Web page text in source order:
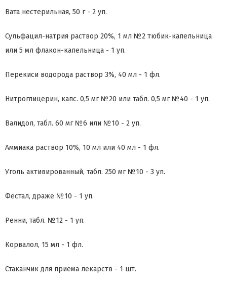
Вата нестерильная, 50 г - 2 уп.
Сульфацил-натрия раствор 20%, 1 мл №2 тюбик-капельница
или 5 мл флакон-капельница - 1 уп.
Перекиси водорода раствор 3%, 40 мл - 1 фл.
Нитроглицерин, капс. 0,5 мг №20 или табл. 0,5 мг №40 - 1 уп.
Валидол, табл. 60 мг №6 или №10 - 2 уп.
Аммиака раствор 10%, 10 мл или 40 мл - 1 фл.
Уголь активированный, табл. 250 мг №10 - 3 уп.
Фестал, драже №10 - 1 уп.
Ренни, табл. №12 - 1 уп.
Корвалол, 15 мл - 1 фл.
Стаканчик для приема лекарств - 1 шт.